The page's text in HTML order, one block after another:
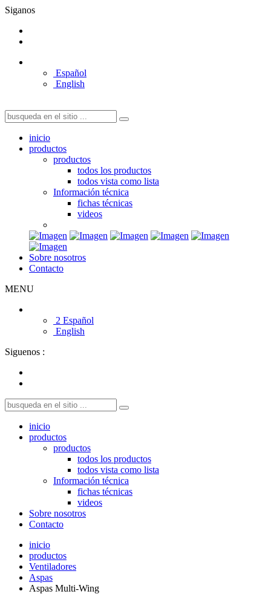
Siganos
Español
English
inicio
productos
productos
todos los productos
todos vista como lista
Información técnica
fichas técnicas
videos
Sobre nosotros
Contacto
MENU
2 Español
English
Siguenos :
inicio
productos
productos
todos los productos
todos vista como lista
Información técnica
fichas técnicas
videos
Sobre nosotros
Contacto
inicio
productos
Ventiladores
Aspas
Aspas Multi-Wing